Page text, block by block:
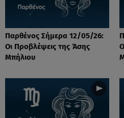
Παρθένος Σήμερα 12/05/26:
Οι Προβλέψεις της Άσης
Μπήλιου